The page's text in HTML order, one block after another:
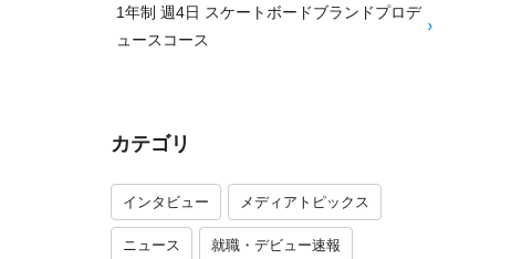
1年制 週4日 スケートボードブランドプロデ
ュースコース
カテゴリ
インタビュー メディアトピックス
ニュース 就職・デビュー速報